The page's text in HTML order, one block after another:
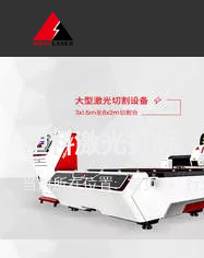
塑料激光打标
当前所在位置: 首页